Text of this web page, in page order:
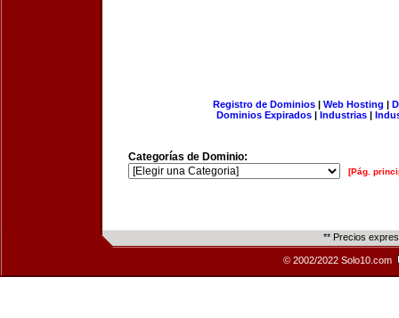
Registro de Dominios| Web Hosting |
Dominios Expirados | Industrias |
Categorías de Dominio:
[Pág.
** Precios
© 2002/2022 Solo10.com